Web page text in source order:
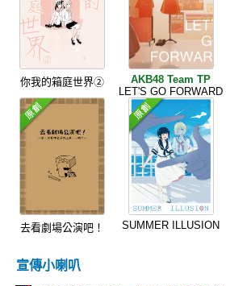
你我的箱庭世界②
AKB48 Team TP
LET'S GO FORWARD
去看劇場公演吧！ SUMMER ILLUSION
宣傳小喇叭